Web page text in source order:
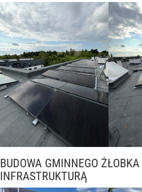
BUDOWA GMINNEGO
INFRASTRUKTURĄ